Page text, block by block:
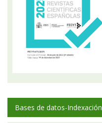
Bases de datos-Indexación